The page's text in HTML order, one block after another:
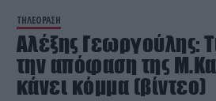
ΤΗΛΕΟΡΑΣΗ
Αλέξης Γεωργούλης:
την απόφαση της
κάνει κόμμα (βίντεο)